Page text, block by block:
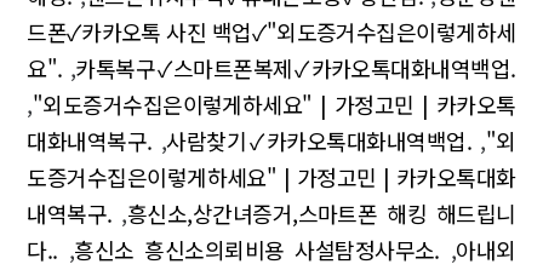
드폰✓카카오톡 사진 백업✓"외도증거수집은이렇게하세
요". ,카톡복구✓스마트폰복제✓카카오톡대화내역백업.
,"외도증거수집은이렇게하세요" | 가정고민 | 카카오톡
대화내역복구. ,사람찾기✓카카오톡대화내역백업. ,"외
도증거수집은이렇게하세요" | 가정고민 | 카카오톡대화
내역복구. ,흥신소,상간녀증거,스마트폰 해킹 해드립니
다.. ,흥신소 흥신소의뢰비용 사설탐정사무소. ,아내외